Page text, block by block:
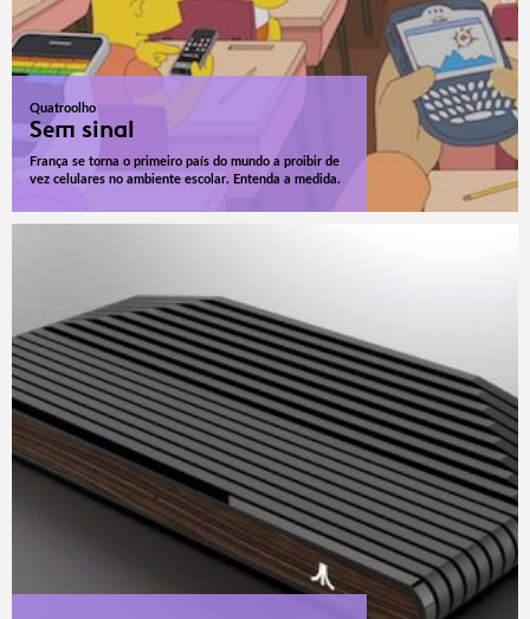
Quatroolho
Sem sinal
França se torna o primeiro país do mundo a proibir de
vez celulares no ambiente escolar. Entenda a medida.